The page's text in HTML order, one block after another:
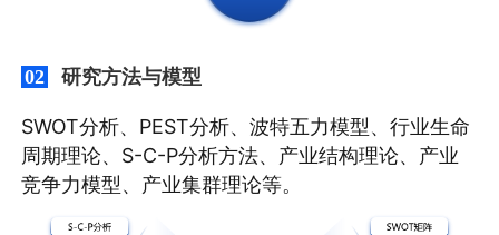
02 研究方法与模型
SWOT分析、PEST分析、波特五力模型、行业生命
周期理论、S-C-P分析方法、产业结构理论、产业
竞争力模型、产业集群理论等。